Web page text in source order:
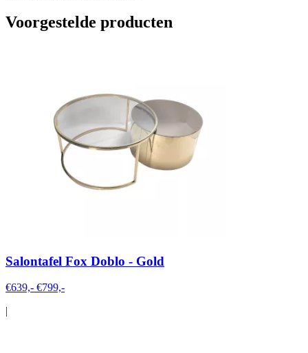
Voorgestelde producten
Salontafel Fox Doblo - Gold
€639,- €799,-
|